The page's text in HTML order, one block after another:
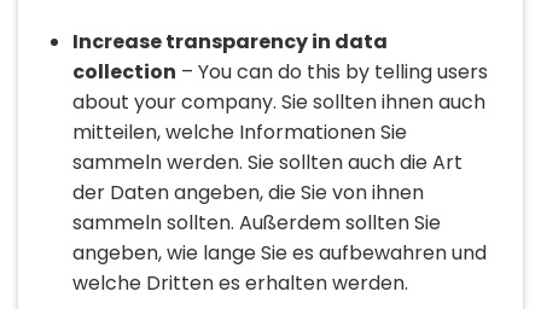
Increase transparency in data
collection – You can do this by telling users
about your company. Sie sollten ihnen auch
mitteilen, welche Informationen Sie
sammeln werden. Sie sollten auch die Art
der Daten angeben, die Sie von ihnen
sammeln sollten. Außerdem sollten Sie
angeben, wie lange Sie es aufbewahren und
welche Dritten es erhalten werden.